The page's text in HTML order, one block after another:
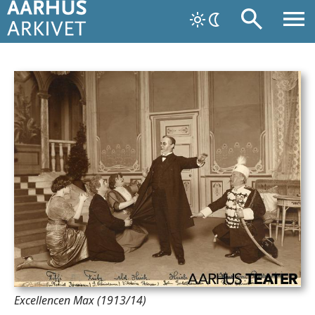
Excellencen Max (1913/14)